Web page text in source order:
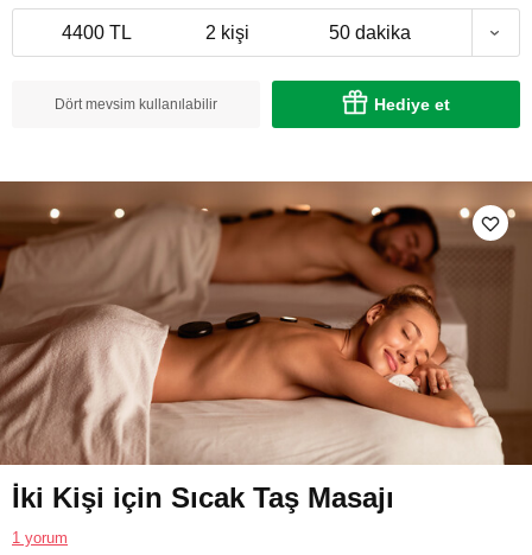
4400 TL 2 kişi 50 dakika
Dört mevsim kullanılabilir Hediye et
İki Kişi için Sıcak Taş Masajı
1 yorum